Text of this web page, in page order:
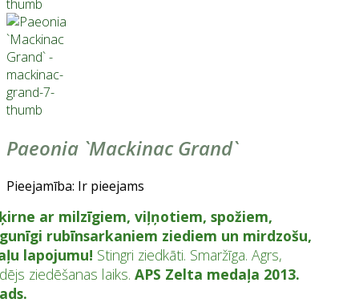
Paeonia `Mackinac Grand`
Pieejamība: Ir pieejams
ar milzīgiem, viļņotiem, spožiem,
rubīnsarkaniem ziediem un mirdzošu,
lapojumu! Stingri ziedkāti. Smaržīga. Agrs,
ziedēšanas laiks. APS Zelta medaļa 2013.